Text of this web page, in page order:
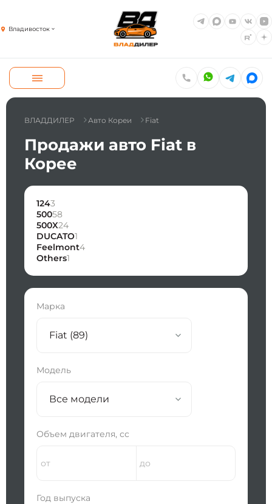
Владивосток
ВЛАДДИЛЕР Авто Кореи Fiat
Продажи авто Fiat в
Корее
1243
50058
500X24
DUCATO1
Feelmont4
Others1
Марка
Fiat (89)
Модель
Все модели
Объем двигателя, сс
Год выпуска